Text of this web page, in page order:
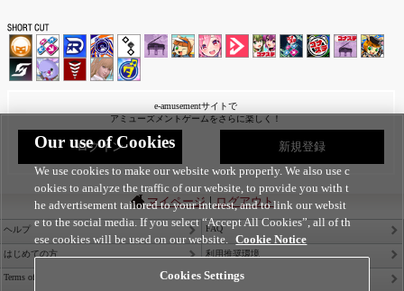
e-amusementサイトで
アミューズメントゲームをさらに楽しく！
ログイン 新規登録
マイページ|ログアウト
ヘルプ FAQ
はじめての方 利用推奨環境
Terms of Service Privacy Policy
Our use of Cookies
We use cookies to make our website work properly. We also use c
ookies to analyze the traffic of our website, to provide you with t
he advertisement tailored to your interest, and to link our websit
e to the social media. If you select “Accept All Cookies”, all of th
ese cookies will be used on our website. Cookie Notice
Cookies Settings